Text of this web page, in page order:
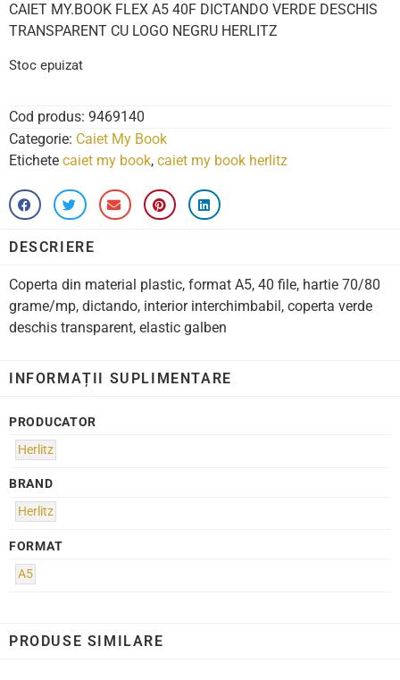
CAIET MY.BOOK FLEX A5 40F DICTANDO VERDE DESCHIS
TRANSPARENT CU LOGO NEGRU HERLITZ
Stoc epuizat
Cod produs: 9469140
Categorie: Caiet My Book
Etichete caiet my book, caiet my book herlitz
DESCRIERE
Coperta din material plastic, format A5, 40 file, hartie 70/80
grame/mp, dictando, interior interchimbabil, coperta verde
deschis transparent, elastic galben
INFORMAȚII SUPLIMENTARE
PRODUCATOR
Herlitz
BRAND
Herlitz
FORMAT
A5
PRODUSE SIMILARE